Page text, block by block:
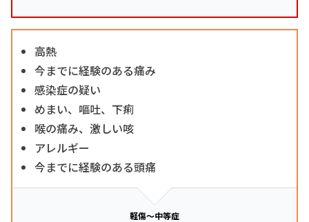
高熱
今までに経験のある痛み
感染症の疑い
めまい、嘔吐、下痢
喉の痛み、激しい咳
アレルギー
今までに経験のある頭痛
軽傷～中等症